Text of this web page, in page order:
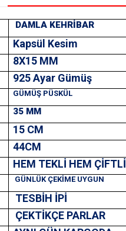
DAMLA KEHRİBAR
Kapsül Kesim
8X15 MM
925 Ayar Gümüş
GÜMÜŞ PÜSKÜL
35 MM
15 CM
44CM
HEM TEKLİ HEM ÇİFTLİ
GÜNLÜK ÇEKİME UYGUN
TESBİH İPİ
ÇEKTİKÇE PARLAR